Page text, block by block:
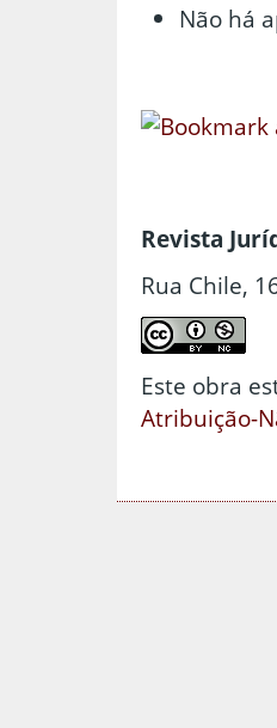
Não há
Revista
Rua Chile,
Este obra
Atribuição-